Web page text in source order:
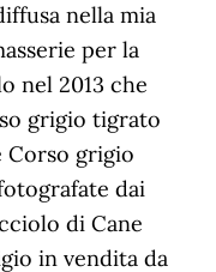
nella mia
per la
nel 2013 che
grigio tigrato
Corso grigio
dai
di Cane
in vendita da